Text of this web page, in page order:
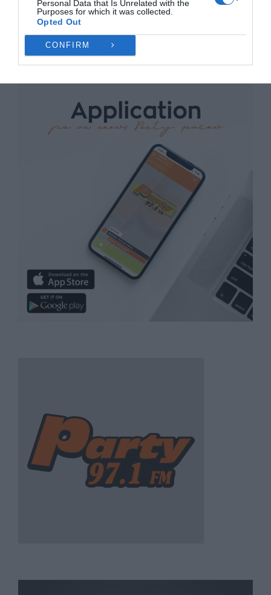
Personal Data that Is Unrelated with the
Purposes for which it was collected.
Opted Out
CONFIRM